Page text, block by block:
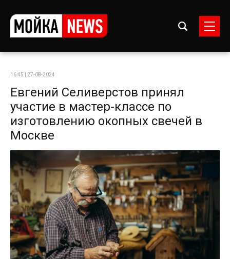
16:45 | 27-08-2024
Евгений Селиверстов принял
участие в мастер-классе по
изготовлению окопных свечей в
Москве